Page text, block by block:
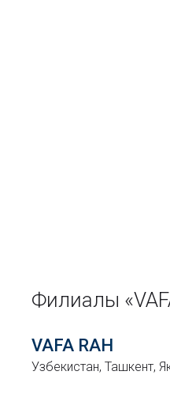
Филиалы
VAFA RAH
Узбекистан, Ташкент,